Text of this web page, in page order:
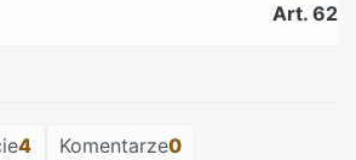
Art. 62
4 Komentarze0